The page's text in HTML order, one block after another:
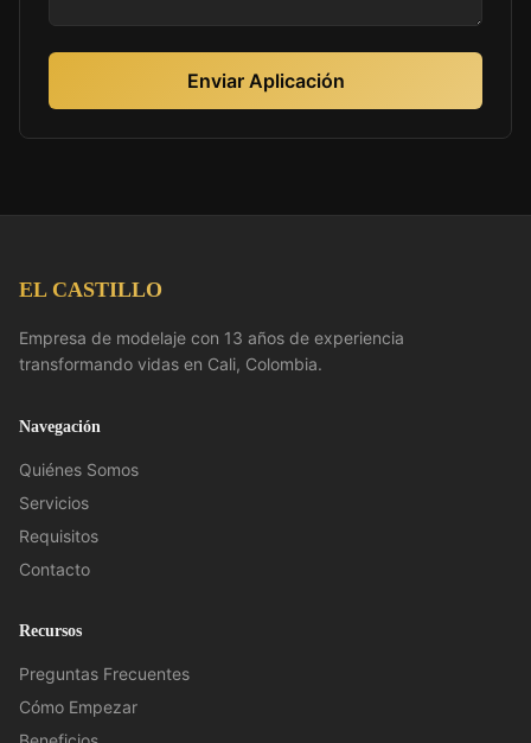
Enviar Aplicación
EL CASTILLO
Empresa de modelaje con 13 años de experiencia
transformando vidas en Cali, Colombia.
Navegación
Quiénes Somos
Servicios
Requisitos
Contacto
Recursos
Preguntas Frecuentes
Cómo Empezar